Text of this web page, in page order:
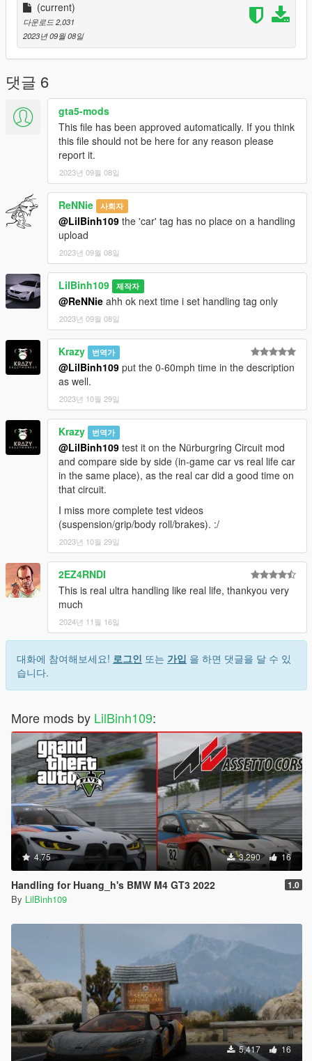
(current)
다운로드 2,031
2023년 09월 08일
댓글 6
gta5-mods
This file has been approved automatically. If you think
this file should not be here for any reason please
report it.
2023년 09월 08일
ReNNie 사회자
@LilBinh109 the 'car' tag has no place on a handling
upload
2023년 09월 08일
LilBinh109 제작자
@ReNNie ahh ok next time i set handling tag only
2023년 09월 08일
Krazy 번역가
@LilBinh109 put the 0-60mph time in the description
as well.
2023년 10월 29일
Krazy 번역가
@LilBinh109 test it on the Nürburgring Circuit mod
and compare side by side (in-game car vs real life car
in the same place), as the real car did a good time on
that circuit.
I miss more complete test videos
(suspension/grip/body roll/brakes). :/
2023년 10월 29일
2EZ4RNDI
This is real ultra handling like real life, thankyou very
much
2024년 11월 16일
대화에 참여해보세요! 로그인 또는 가입 을 하면 댓글을 달 수 있
습니다.
More mods by LilBinh109:
4.75 3,290 16
Handling for Huang_h's BMW M4 GT3 2022 1.0
By LilBinh109
5,417 16